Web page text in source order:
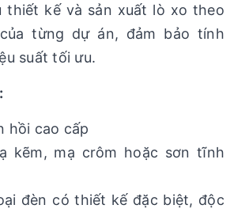
thiết kế và sản xuất lò xo theo
từng dự án, đảm bảo tính
suất tối ưu.
hồi cao cấp
kẽm, mạ crôm hoặc sơn tĩnh
đèn có thiết kế đặc biệt, độc